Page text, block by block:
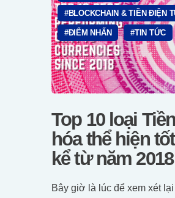
BLOCKCHAIN & TIỀN ĐIỆN
ĐIỂM NHẤN TIN TỨC
Top 10 loại
hóa thể hiện
kể từ năm 2018
Bây giờ là lúc để xem xét